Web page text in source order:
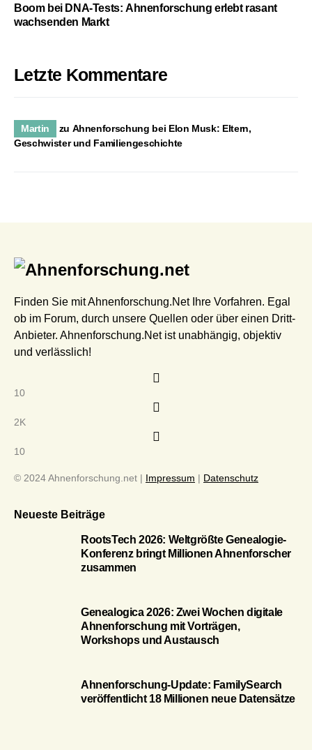
Boom bei DNA-Tests: Ahnenforschung erlebt rasant
wachsenden Markt
Letzte Kommentare
Martin zu Ahnenforschung bei Elon Musk: Eltern,
Geschwister und Familiengeschichte
Finden Sie mit Ahnenforschung.Net Ihre Vorfahren. Egal
ob im Forum, durch unsere Quellen oder über einen Dritt-
Anbieter. Ahnenforschung.Net ist unabhängig, objektiv
und verlässlich!
10
2K
10
© 2024 Ahnenforschung.net | Impressum | Datenschutz
Neueste Beiträge
RootsTech 2026: Weltgrößte Genealogie-
Konferenz bringt Millionen Ahnenforscher
zusammen
Genealogica 2026: Zwei Wochen digitale
Ahnenforschung mit Vorträgen,
Workshops und Austausch
Ahnenforschung-Update: FamilySearch
veröffentlicht 18 Millionen neue Datensätze